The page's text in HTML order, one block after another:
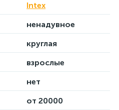
Intex
ненадувное
круглая
взрослые
нет
от 20000